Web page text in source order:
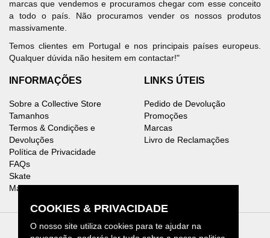
marcas que vendemos e procuramos chegar com esse conceito
a todo o país. Não procuramos vender os nossos produtos
massivamente.
Temos clientes em Portugal e nos principais países europeus.
Qualquer dúvida não hesitem em contactar!"
INFORMAÇÕES
Sobre a Collective Store
Tamanhos
Termos & Condições e
Devoluções
Política de Privacidade
FAQs
Skate
Mapa do Site
LINKS ÚTEIS
Pedido de Devolução
Promoções
Marcas
Livro de Reclamações
COOKIES & PRIVACIDADE
O nosso site utiliza cookies para te ajudar na